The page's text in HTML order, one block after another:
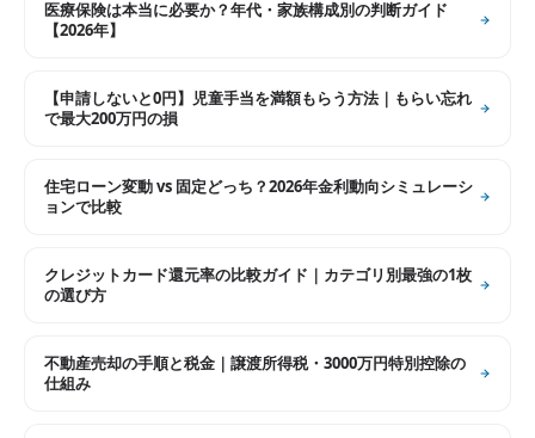
医療保険は本当に必要か？年代・家族構成別の判断ガイド
【2026年】
【申請しないと0円】児童手当を満額もらう方法｜もらい忘れ
で最大200万円の損
住宅ローン変動 vs 固定どっち？2026年金利動向シミュレーシ
ョンで比較
クレジットカード還元率の比較ガイド｜カテゴリ別最強の1枚
の選び方
不動産売却の手順と税金｜譲渡所得税・3000万円特別控除の
仕組み